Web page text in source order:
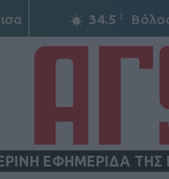
34.5 C
ΕΦΗΜΕΡΙΔΑ ΤΗΣ